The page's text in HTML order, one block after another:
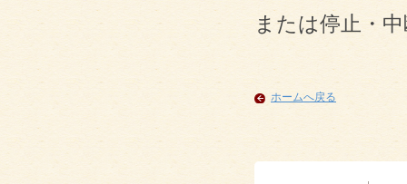
または停止・
ホームへ戻る